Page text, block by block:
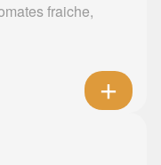
fraiche,